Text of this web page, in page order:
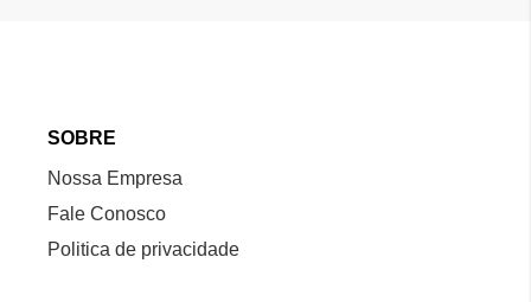
SOBRE
Nossa Empresa
Fale Conosco
Politica de privacidade